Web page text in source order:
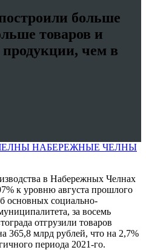
больше
товаров и
чем в
НАБЕРЕЖНЫЕ ЧЕЛНЫ
в Набережных Челнах
к уровню августа прошлого
основных социально-
за восемь
отгрузили товаров
365,8 млрд рублей, что на 2,7%
периода 2021-го.